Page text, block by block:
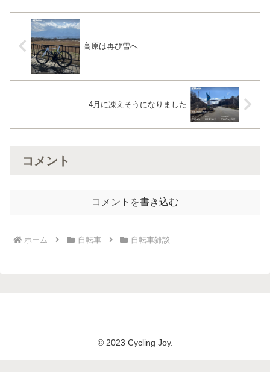
高原は再び雪へ
4月に凍えそうになりました
コメント
コメントを書き込む
ホーム 自転車 自転車雑談
© 2023 Cycling Joy.